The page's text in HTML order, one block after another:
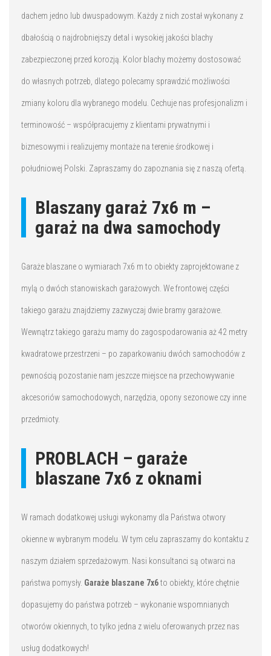
dachem jedno lub dwuspadowym. Każdy z nich został wykonany z
dbałością o najdrobniejszy detal i wysokiej jakości blachy
zabezpieczonej przed korozją. Kolor blachy możemy dostosować
do własnych potrzeb, dlatego polecamy sprawdzić możliwości
zmiany koloru dla wybranego modelu. Cechuje nas profesjonalizm i
terminowość – współpracujemy z klientami prywatnymi i
biznesowymi i realizujemy montaże na terenie środkowej i
południowej Polski. Zapraszamy do zapoznania się z naszą ofertą.
Blaszany garaż 7x6 m –
garaż na dwa samochody
Garaże blaszane o wymiarach 7x6 m to obiekty zaprojektowane z
mylą o dwóch stanowiskach garażowych. We frontowej części
takiego garażu znajdziemy zazwyczaj dwie bramy garażowe.
Wewnątrz takiego garażu mamy do zagospodarowania aż 42 metry
kwadratowe przestrzeni – po zaparkowaniu dwóch samochodów z
pewnością pozostanie nam jeszcze miejsce na przechowywanie
akcesoriów samochodowych, narzędzia, opony sezonowe czy inne
przedmioty.
PROBLACH – garaże
blaszane 7x6 z oknami
W ramach dodatkowej usługi wykonamy dla Państwa otwory
okienne w wybranym modelu. W tym celu zapraszamy do kontaktu z
naszym działem sprzedażowym. Nasi konsultanci są otwarci na
państwa pomysły. Garaże blaszane 7x6to obiekty, które chętnie
dopasujemy do państwa potrzeb – wykonanie wspomnianych
otworów okiennych, to tylko jedna z wielu oferowanych przez nas
usług dodatkowych!